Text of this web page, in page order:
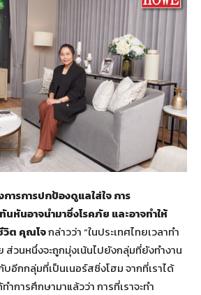
ารการปกป้องดูแลใส่ใจ การ
หันอาจนำมาซึ่งโรคภัย และอาจทำให้
วิต คุณโจกล่าวว่า “ในประเทศไทยเวลาทำ
ส่วนหนึ่งจะถูกมุ่งเน้นไปยังกลุ่มที่ยังทำงาน
อีกกลุ่มที่เป็นเนอร์สซิ่งโฮม จากที่เราได้
ำการศึกษามาแล้วว่า การที่เราจะทำ